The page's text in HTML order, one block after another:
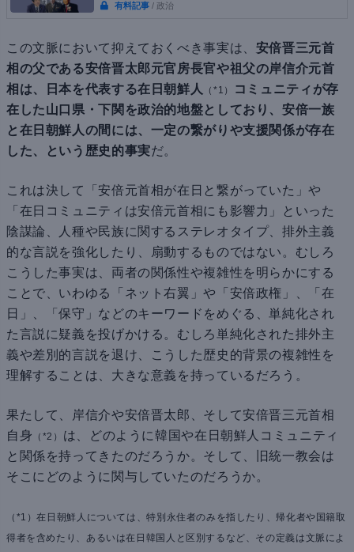
有料記事 / 政治
この文脈において抑えておくべき事実は、 安倍晋三元首
相の父である安倍晋太郎元官房長官や祖父の岸信介元首
相は、日本を代表する在日朝鮮人
（*1）
コミュニティが存
在した山口県・下関を政治的地盤としており、安倍一族
と在日朝鮮人の間には、一定の繋がりや支援関係が存在
した、という歴史的事実だ。
これは決して「安倍元首相が在日と繋がっていた」や
「在日コミュニティは安倍元首相にも影響力」といった
陰謀論、人種や民族に関するステレオタイプ、排外主義
的な言説を強化したり、扇動するものではない。むしろ
こうした事実は、両者の関係性や複雑性を明らかにする
ことで、いわゆる「ネット右翼」や「安倍政権」、「在
日」、「保守」などのキーワードをめぐる、単純化され
た言説に疑義を投げかける。むしろ単純化された排外主
義や差別的言説を退け、こうした歴史的背景の複雑性を
理解することは、大きな意義を持っているだろう。
果たして、岸信介や安倍晋太郎、そして安倍晋三元首相
自身 （*2） は、どのように韓国や在日朝鮮人コミュニティ
と関係を持ってきたのだろうか。そして、旧統一教会は
そこにどのように関与していたのだろうか。
（*1）在日朝鮮人については、特別永住者のみを指したり、帰化者や国籍取
得者を含めたり、あるいは在日韓国人と区別するなど、その定義は文脈によ